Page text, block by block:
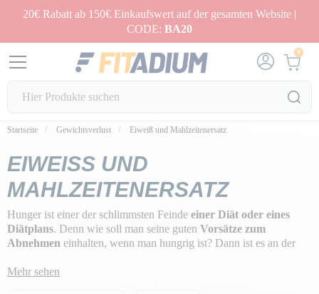
20€ Rabatt ab 150€ Einkaufswert auf der gesamten Website |
CODE: BA20
0
Startseite Gewichtsverlust Eiweiß und Mahlzeitenersatz
EIWEISS UND M
AHLZEITENERSATZ
Hunger ist einer der schlimmsten Feinde einer Diät oder eines
Diätplans. Denn wie soll man seine guten Vorsätze zum
Abnehmen einhalten, wenn man hungrig ist? Dann ist es an der
Mahlzeitenersatzprodukte
Mehr sehen